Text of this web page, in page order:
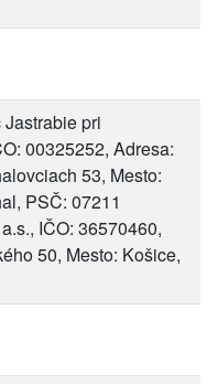
pri
00325252, Adresa:
53, Mesto:
PSČ: 07211
IČO: 36570460,
50, Mesto: Košice,